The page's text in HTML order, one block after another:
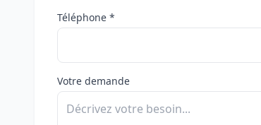
Téléphone *
Votre demande